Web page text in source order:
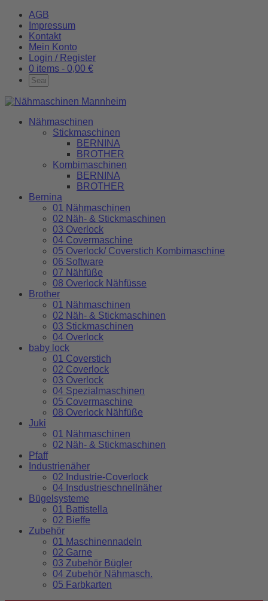
AGB
Impressum
Kontakt
Mein Konto
Login / Register
0 items - 0,00 €
Nähmaschinen
Stickmaschinen
BERNINA
BROTHER
Kombimaschinen
BERNINA
BROTHER
Bernina
01 Nähmaschinen
02 Näh- & Stickmaschinen
03 Overlock
04 Covermaschine
05 Overlock/ Coverstich Kombimaschine
06 Software
07 Nähfüße
08 Overlock Nähfüsse
Brother
01 Nähmaschinen
02 Näh- & Stickmaschinen
03 Stickmaschinen
04 Overlock
baby lock
01 Coverstich
02 Coverlock
03 Overlock
04 Spezialmaschinen
05 Covermaschine
08 Overlock Nähfüße
Juki
01 Nähmaschinen
02 Näh- & Stickmaschinen
Pfaff
Industrienäher
02 Industrie-Coverlock
04 Insdustrieschnellnäher
Bügelsysteme
01 Battistella
02 Bieffe
Zubehör
01 Maschinennadeln
02 Garne
03 Zubehör Bügler
04 Zubehör Nähmasch.
05 Farbkarten